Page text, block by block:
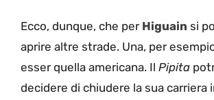
Ecco, dunque, che per Higuain si
aprire altre strade. Una, per
esser quella americana. Il Pipita
decidere di chiudere la sua carriera